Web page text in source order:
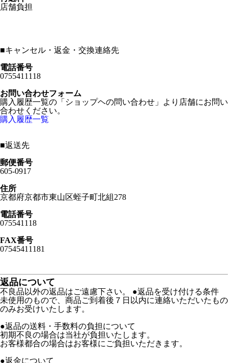
店舗負担
■キャンセル・返金・交換連絡先
電話番号
0755411118
お問い合わせフォーム
購入履歴一覧の「ショップヘの問い合わせ」より店舗にお問い
合わせください。
購入履歴一覧
■返送先
郵便番号
605-0917
住所
京都府京都市東山区蛭子町北組278
電話番号
075541118
FAX番号
07545411181
返品について
不良品以外の返品はご遠慮下さい。 ●返品を受け付ける条件
未使用のもので、商品ご到着後７日以内に連絡いただいたもの
のみお受けいたします。
●返品の送料・手数料の負担について
初期不良の場合は当社が負担いたします。
お客様都合の場合はお客様にご負担いただきます。
●返金について